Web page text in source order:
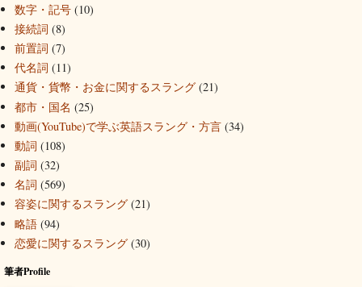
数字・記号 (10)
接続詞 (8)
前置詞 (7)
代名詞 (11)
通貨・貨幣・お金に関するスラング (21)
都市・国名 (25)
動画(YouTube)で学ぶ英語スラング・方言 (34)
動詞 (108)
副詞 (32)
名詞 (569)
容姿に関するスラング (21)
略語 (94)
恋愛に関するスラング (30)
筆者Profile